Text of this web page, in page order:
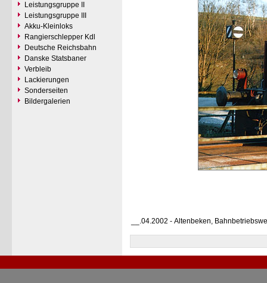
Leistungsgruppe II
Leistungsgruppe III
Akku-Kleinloks
Rangierschlepper Kdl
Deutsche Reichsbahn
Danske Statsbaner
Verbleib
Lackierungen
Sonderseiten
Bildergalerien
__.04.2002 - Altenbeken,